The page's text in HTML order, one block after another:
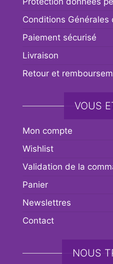
Conditions Générales
Paiement sécurisé
Livraison
Retour et
VOUS
Mon compte
Wishlist
Validation de la
Panier
Newslettres
Contact
NOUS